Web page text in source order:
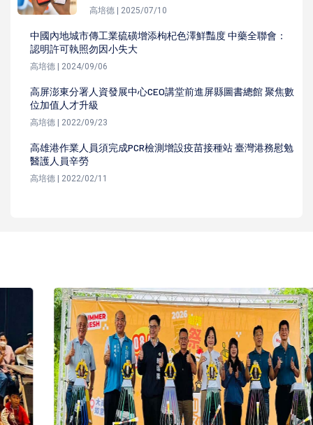
高培德 | 2025/07/10
中國內地城市傳工業硫磺增添枸杞色澤鮮豔度 中藥全聯會：
認明許可執照勿因小失大
高培德 | 2024/09/06
高屏澎東分署人資發展中心CEO講堂前進屏縣圖書總館 聚焦數
位加值人才升級
高培德 | 2022/09/23
高雄港作業人員須完成PCR檢測增設疫苗接種站 臺灣港務慰勉
醫護人員辛勞
高培德 | 2022/02/11